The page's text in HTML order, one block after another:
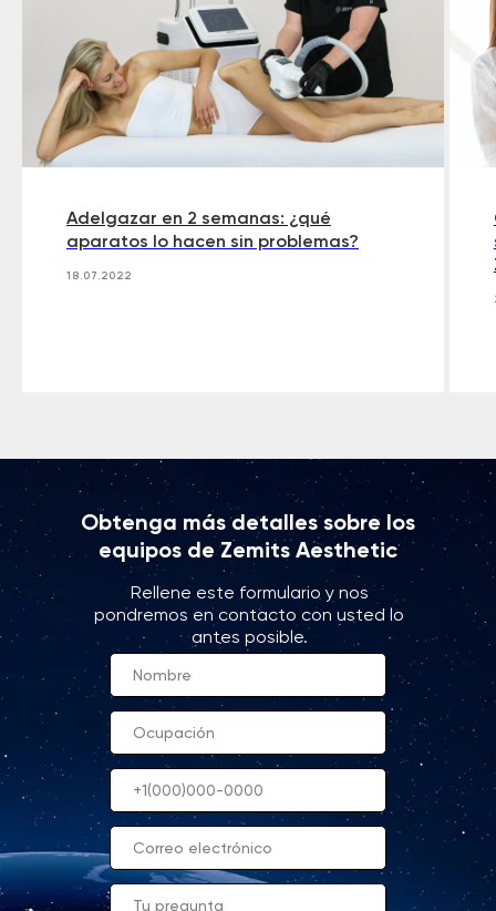
Adelgazar en 2 semanas: ¿qué
aparatos lo hacen sin problemas?
18.07.2022
Obtenga más detalles sobre los
equipos de Zemits Aesthetic
Rellene este formulario y nos
pondremos en contacto con usted lo
antes posible.